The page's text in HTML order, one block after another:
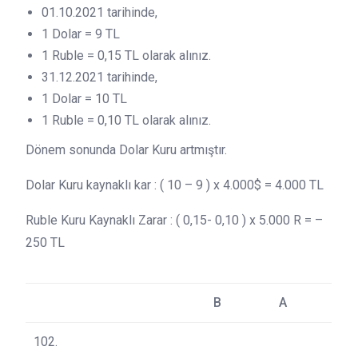
01.10.2021 tarihinde,
1 Dolar = 9 TL
1 Ruble = 0,15 TL olarak alınız.
31.12.2021 tarihinde,
1 Dolar = 10 TL
1 Ruble = 0,10 TL olarak alınız.
Dönem sonunda Dolar Kuru artmıştır.
Dolar Kuru kaynaklı kar : ( 10 – 9 ) x 4.000$ = 4.000 TL
Ruble Kuru Kaynaklı Zarar : ( 0,15- 0,10 ) x 5.000 R = –
250 TL
B A
102.